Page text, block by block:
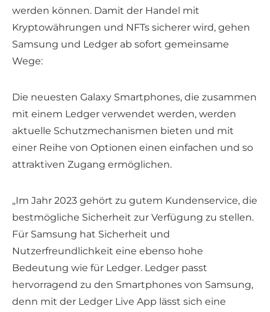
werden können. Damit der Handel mit
Kryptowährungen und NFTs sicherer wird, gehen
Samsung und Ledger ab sofort gemeinsame
Wege:
Die neuesten Galaxy Smartphones, die zusammen
mit einem Ledger verwendet werden, werden
aktuelle Schutzmechanismen bieten und mit
einer Reihe von Optionen einen einfachen und so
attraktiven Zugang ermöglichen.
„Im Jahr 2023 gehört zu gutem Kundenservice, die
bestmögliche Sicherheit zur Verfügung zu stellen.
Für Samsung hat Sicherheit und
Nutzerfreundlichkeit eine ebenso hohe
Bedeutung wie für Ledger. Ledger passt
hervorragend zu den Smartphones von Samsung,
denn mit der Ledger Live App lässt sich eine